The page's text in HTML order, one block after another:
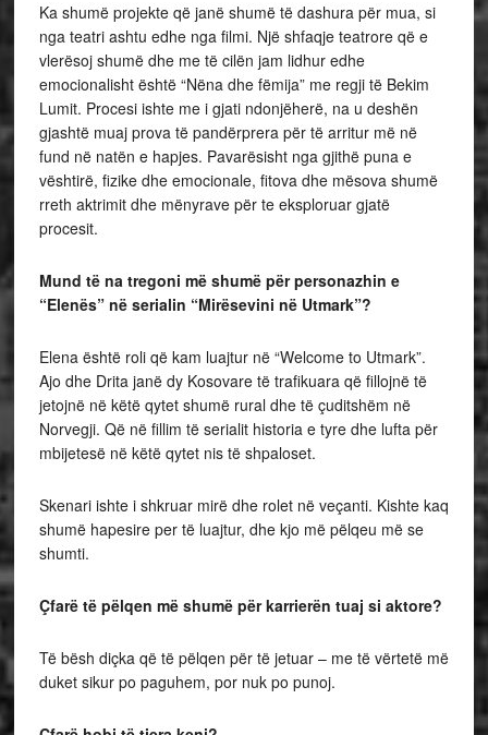
Ka shumë projekte që janë shumë të dashura për mua, si
nga teatri ashtu edhe nga filmi. Një shfaqje teatrore që e
vlerësoj shumë dhe me të cilën jam lidhur edhe
emocionalisht është “Nëna dhe fëmija” me regji të Bekim
Lumit. Procesi ishte me i gjati ndonjëherë, na u deshën
gjashtë muaj prova të pandërprera për të arritur më në
fund në natën e hapjes. Pavarësisht nga gjithë puna e
vështirë, fizike dhe emocionale, fitova dhe mësova shumë
rreth aktrimit dhe mënyrave për te eksploruar gjatë
procesit.
Mund të na tregoni më shumë për personazhin e
“Elenës” në serialin “Mirësevini në Utmark”?
Elena është roli që kam luajtur në “Welcome to Utmark”.
Ajo dhe Drita janë dy Kosovare të trafikuara që fillojnë të
jetojnë në këtë qytet shumë rural dhe të çuditshëm në
Norvegji. Që në fillim të serialit historia e tyre dhe lufta për
mbijetesë në këtë qytet nis të shpaloset.
Skenari ishte i shkruar mirë dhe rolet në veçanti. Kishte kaq
shumë hapesire per të luajtur, dhe kjo më pëlqeu më se
shumti.
Çfarë të pëlqen më shumë për karrierën tuaj si aktore?
Të bësh diçka që të pëlqen për të jetuar – me të vërtetë më
duket sikur po paguhem, por nuk po punoj.